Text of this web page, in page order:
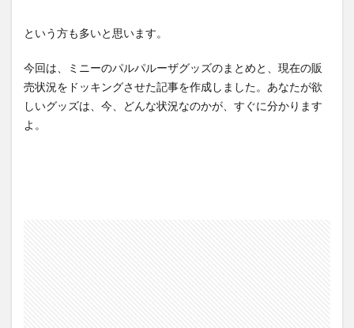
という方も多いと思います。
今回は、ミニーのパルパルーザグッズのまとめと、現在の販
売状況をドッキングさせた記事を作成しました。あなたが欲
しいグッズは、今、どんな状況なのかが、すぐに分かります
よ。